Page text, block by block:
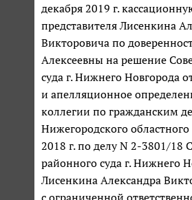
декабря 2019 г.
представителя Лисенкина
Викторовича по
Алексеевны на решение
суда г. Нижнего Новгорода
и апелляционное
коллегии по гражданским
Нижегородского областного
2018 г. по делу N 2-3801/18
районного суда г. Нижнего
Лисенкина Александра
с ограниченной